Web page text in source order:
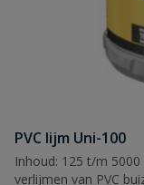
PVC lijm Uni-100
Inhoud: 125 t/m
verlijmen van PVC